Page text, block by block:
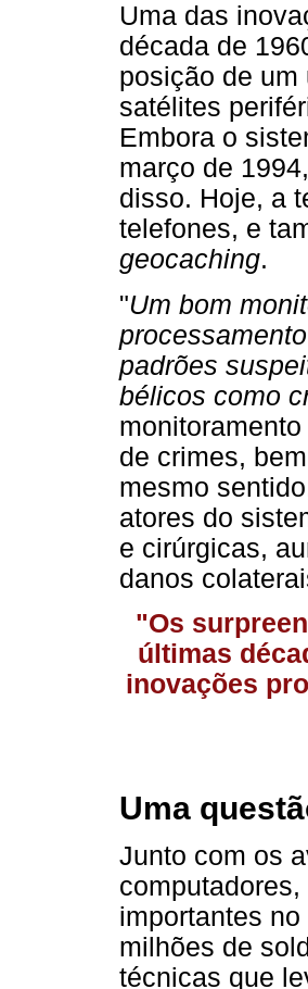
Uma das
década de
posição de um
satélites
Embora o
março de
disso. Hoje, a
telefones, e
geocaching.
"Um bom
padrões
bélicos como
de crimes,
mesmo
atores do
e cirúrgicas,
danos
"Os
últimas
inovações
Uma
Junto com os
importantes
milhões de
técnicas que